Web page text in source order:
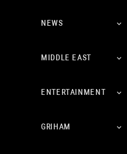
NEWS
MIDDLE EAST
ENTERTAINMENT
GRIHAM